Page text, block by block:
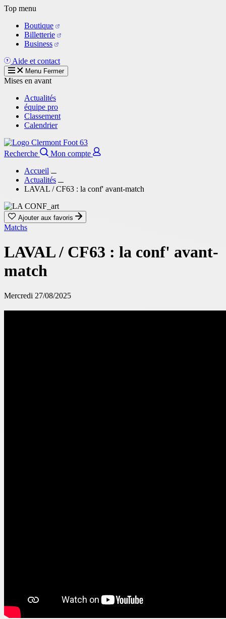
Aller
contenu
principal
Top menu
Boutique
Billetterie
Business
Aide et contact
Menu Fermer
Mises en avant
Actualités
équipe pro
Classement
Calendrier
Recherche
Mon compte
Accueil
Actualités
LAVAL / CF63 : la conf' avant-match
Ajouter aux favoris
Matchs
LAVAL / CF63 : la conf' avant-
match
Mercredi 27/08/2025